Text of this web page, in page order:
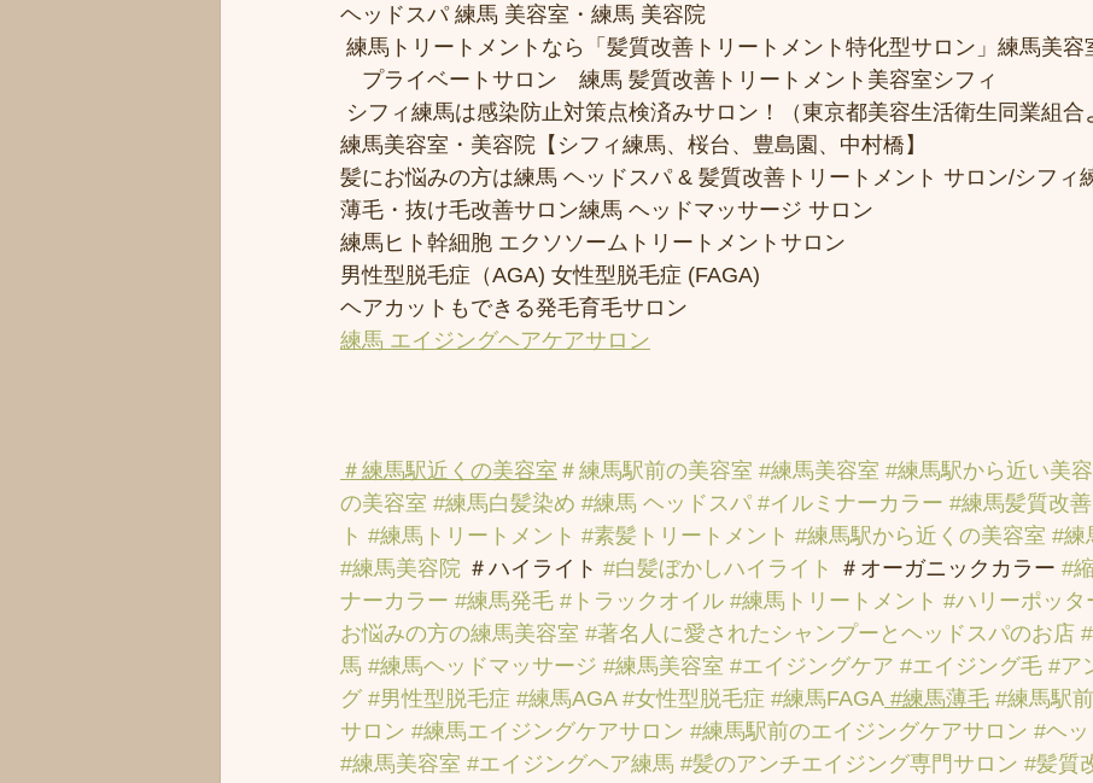
ヘッドスパ 練馬 美容室・練馬 美容院
練馬トリートメントなら「髪質改善トリートメント特化型サロン」練馬美容
プライベートサロン　練馬 髪質改善トリートメント美容室シフィ
シフィ練馬は感染防止対策点検済みサロン！（東京都美容生活衛生同業組合
練馬美容室・美容院【シフィ練馬、桜台、豊島園、中村橋】
髪にお悩みの方は練馬 ヘッドスパ & 髪質改善トリートメント サロン/シフィ
薄毛・抜け毛改善サロン練馬 ヘッドマッサージ サロン
練馬ヒト幹細胞 エクソソームトリートメントサロン
男性型脱毛症（AGA) 女性型脱毛症 (FAGA)
ヘアカットもできる発毛育毛サロン
練馬 エイジングヘアケアサロン
＃練馬駅近くの美容室 ＃練馬駅前の美容室 #練馬美容室 #練馬駅から近い美
の美容室 #練馬白髪染め #練馬 ヘッドスパ #イルミナーカラー #練馬髪質改
ト #練馬トリートメント #素髪トリートメント #練馬駅から近くの美容室 #練
#練馬美容院 ＃ハイライト #白髪ぼかしハイライト ＃オーガニックカラー #
ナーカラー #練馬発毛 #トラックオイル #練馬トリートメント #ハリーポッタ
お悩みの方の練馬美容室 #著名人に愛されたシャンプーとヘッドスパのお店
馬 #練馬ヘッドマッサージ #練馬美容室 #エイジングケア #エイジング毛 #ア
グ #男性型脱毛症 #練馬AGA #女性型脱毛症 #練馬FAGA #練馬薄毛 #練馬駅
サロン #練馬エイジングケアサロン #練馬駅前のエイジングケアサロン #ヘ
#練馬美容室 #エイジングヘア練馬 #髪のアンチエイジング専門サロン #髪質